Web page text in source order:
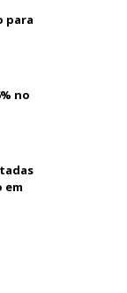
para
no
em